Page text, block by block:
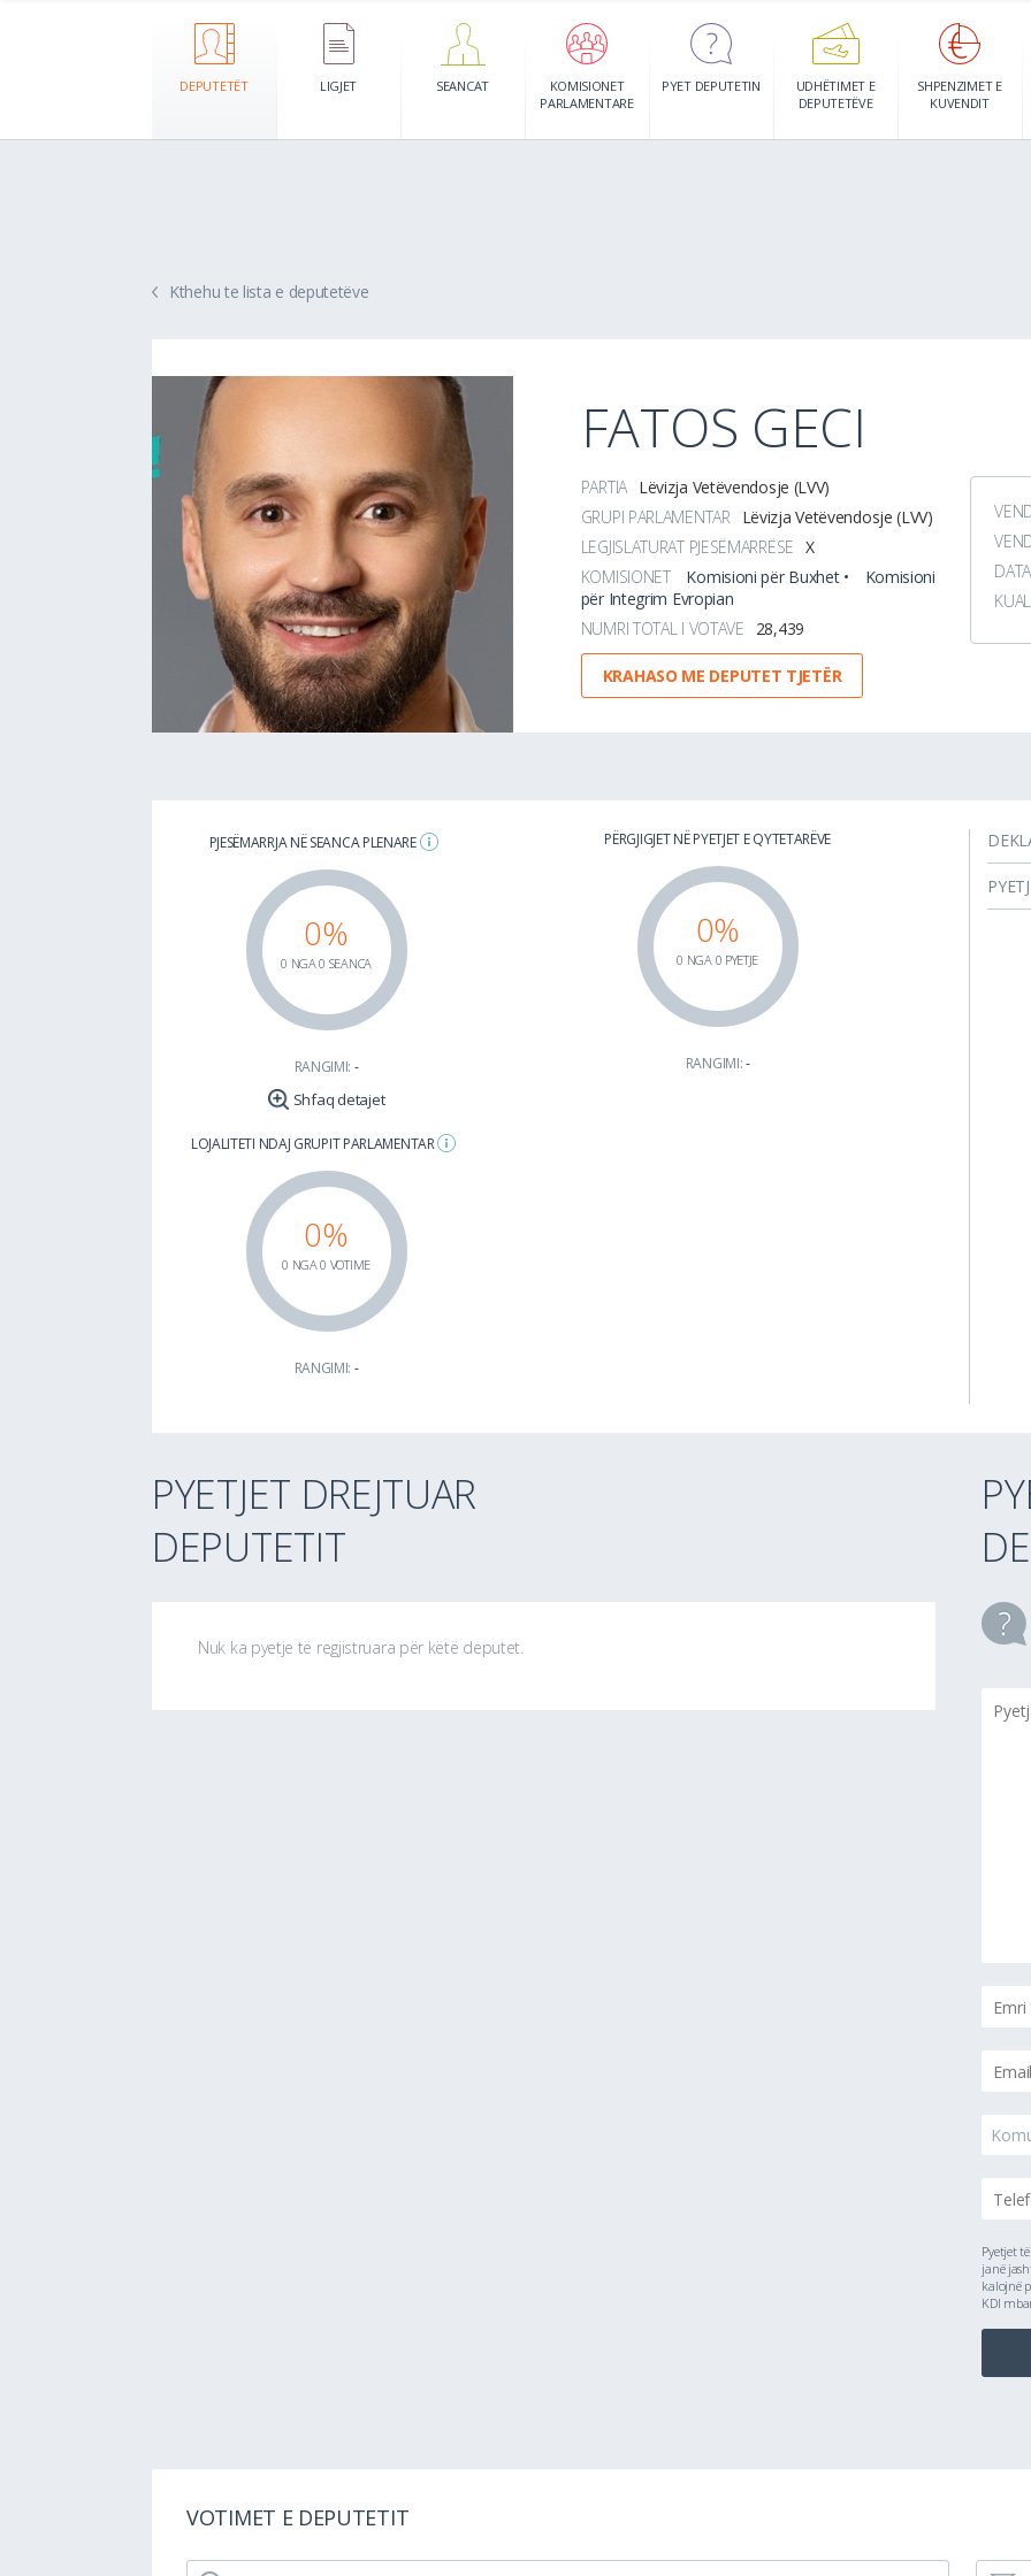
DEPUTETËT LIGJET SEANCAT
KOMISIONET
PARLAMENTARE
PYET DEPUTETIN
UDHËTIMET E
DEPUTETËVE
SHPENZIMET E
KUVENDIT
Kthehu te lista e deputetëve
FATOS GECI
PARTIA Lëvizja Vetëvendosje (LVV)
GRUPI PARLAMENTAR
Lëvizja Vetëvendosje (LVV)
LEGJISLATURAT PJESËMARRËSE X
KOMISIONET
Komisioni për Buxhet •
Komisioni
për Integrim Evropian
NUMRI TOTAL I VOTAVE
28,439
KRAHASO ME DEPUTET TJETËR
PJESËMARRJA NË SEANCA PLENARE
0%
0 NGA 0 SEANCA
RANGIMI: -
Shfaq detajet
PËRGJIGJET NË PYETJET E QYTETARËVE
0%
0 NGA 0 PYETJE
RANGIMI:-
LOJALITETI NDAJ GRUPIT PARLAMENTAR
0%
0 NGA 0 VOTIME
RANGIMI: -
PYETJET DREJTUAR
DEPUTETIT
Nuk ka pyetje të regjistruara për këtë deputet.
Pyetjet
janë
kalojnë
KDI
VOTIMET E DEPUTETIT